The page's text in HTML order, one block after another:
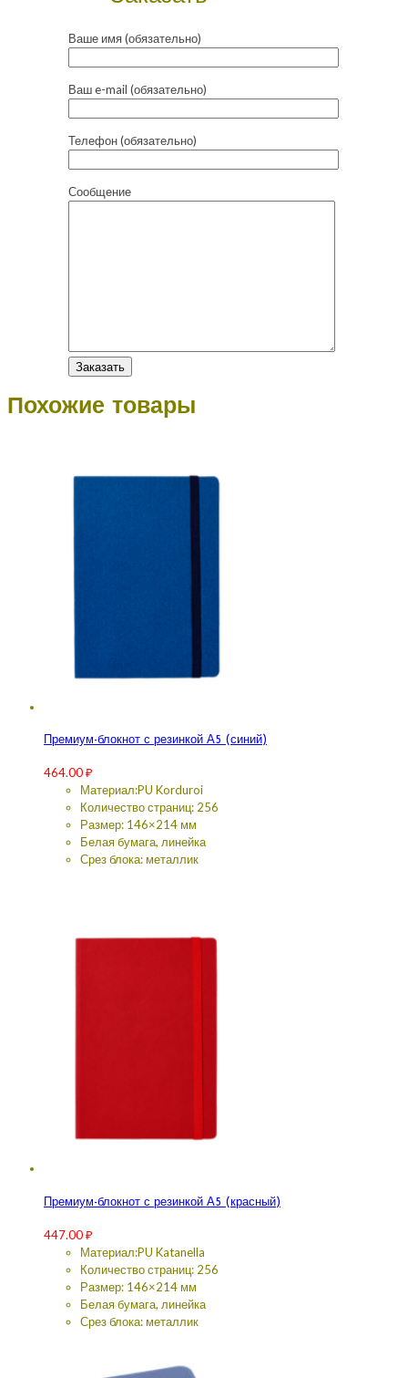
Ваше имя (обязательно)
Ваш e-mail (обязательно)
Телефон (обязательно)
Сообщение
Похожие товары
Премиум-блокнот с резинкой А5 (синий)
464.00₽
Материал:PU Korduroi
Количество страниц: 256
Размер: 146×214 мм
Белая бумага, линейка
Срез блока: металлик
Премиум-блокнот с резинкой А5 (красный)
447.00₽
Материал:PU Katanella
Количество страниц: 256
Размер: 146×214 мм
Белая бумага, линейка
Срез блока: металлик